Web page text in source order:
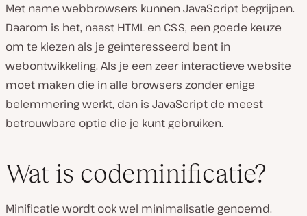
Met name webbrowsers kunnen JavaScript begrijpen.
Daarom is het, naast HTML en CSS, een goede keuze
om te kiezen als je geïnteresseerd bent in
webontwikkeling. Als je een zeer interactieve website
moet maken die in alle browsers zonder enige
belemmering werkt, dan is JavaScript de meest
betrouwbare optie die je kunt gebruiken.
Wat is codeminificatie?
Minificatie wordt ook wel minimalisatie genoemd.